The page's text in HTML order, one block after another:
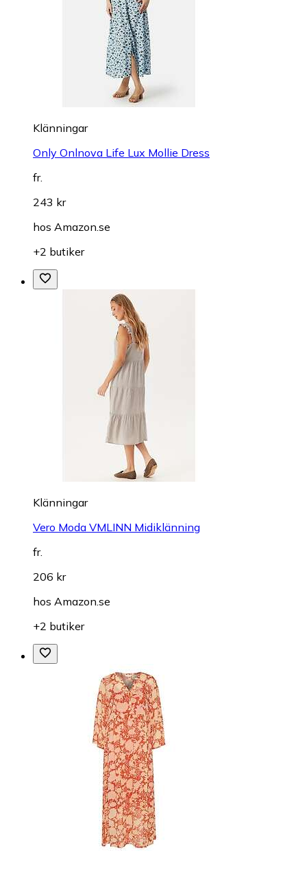
Klänningar
Only Onlnova Life Lux Mollie Dress
fr.
243 kr
hos Amazon.se
+2 butiker
Klänningar
Vero Moda VMLINN Midiklänning
fr.
206 kr
hos Amazon.se
+2 butiker